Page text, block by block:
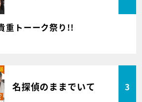
重トーーク祭り!!
名探偵のままでいて 3